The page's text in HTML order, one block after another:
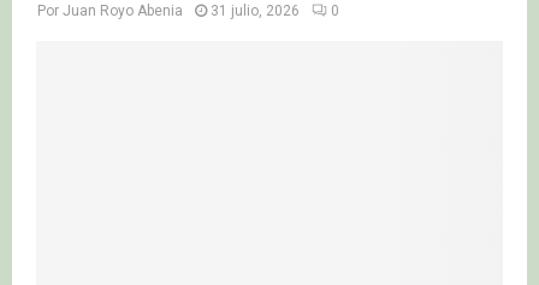
Por Juan Royo Abenia 31 julio, 2026 0